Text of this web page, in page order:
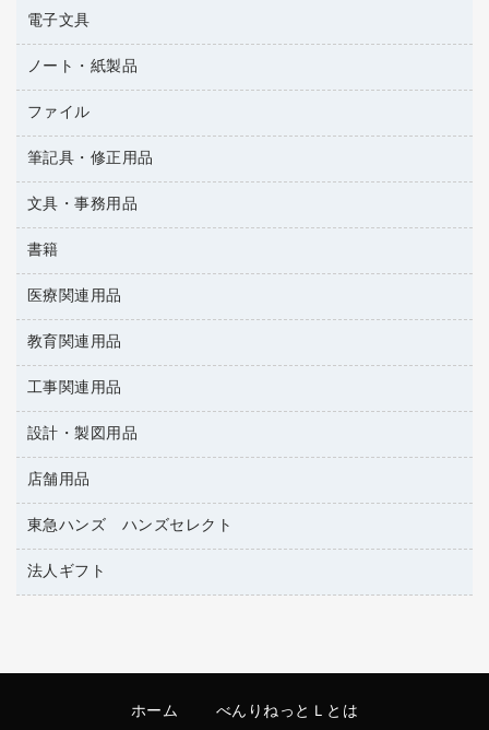
ハンドソープ・石鹸
トイレ用品
トイレ用洗剤
ティッシュペーパー
ダストボックス
タオル・アメニティ用品
スリッパ・サンダル・シューズ
スポーツ・レジャー用品
ゴミ袋
キッチン用品
タイムレコーダー
シュレッダ
ＯＨＰ用品
乾電池・充電池
フィルム・カメラ用品
デスクライト
アルバム
懐中電灯・ライト
掃除機・クリーナー
空調・季節家電
その他電化製品
キッチン・調理家電
ＯＡタップ／延長コード
電子文具
電卓
ラベルテープ
その他電子文具
ノート・紙製品
封筒
粘着メモ
伝票
典礼用品
帳簿
額縁
各種用紙
ルーズリーフ
ファイル
名刺整理用品
板目表紙・綴込表紙
背幅が伸びるファイル
統一伝票用ファイル
収納保存用品
レターファイル
リングファイル
プレゼン用ファイル
ファイルボックス
パイプ式ファイル
その他ファイル
クリヤーブック（差替式）
筆記具・修正用品
万年筆
筆ペン
消しゴム
修正液・修正ペン
修正テープ
鉛筆
マーキングペン（油性）
マーキングペン（水性）
ボールペン（油性）
文具・事務用品
輪ゴム
両面テープ
名札
保管・整理用品
壁面／足元収納
備品／小物ケース
透明テープ 事務用
電話台
書籍
雑誌
パソコンソフト
医療関連用品
保健用品
使い捨て手袋
感染症対策用品
介護用品
医療関連用品
教育関連用品
教育関連用品
工事関連用品
工事関連用品
屋外用品
設計・製図用品
設計・製図用品
店舗用品
店舗運営用品
陳列什器
紙手提げ袋
東急ハンズ ハンズセレクト
東急ハンズ
法人ギフト
ホーム べんりねっとＬとは